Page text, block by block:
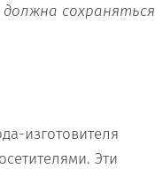
сохраняться
изготовителя
Эти